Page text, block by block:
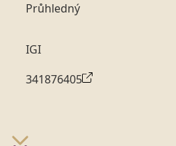
Průhledný
IGI
341876405